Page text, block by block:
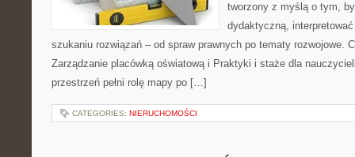
tworzony z myślą o tym,
dydaktyczną,
szukaniu rozwiązań – od spraw prawnych po tematy rozwojowe.
Zarządzanie placówką oświatową i Praktyki i staże dla
przestrzeń pełni rolę mapy po […]
CATEGORIES: NIERUCHOMOŚCI